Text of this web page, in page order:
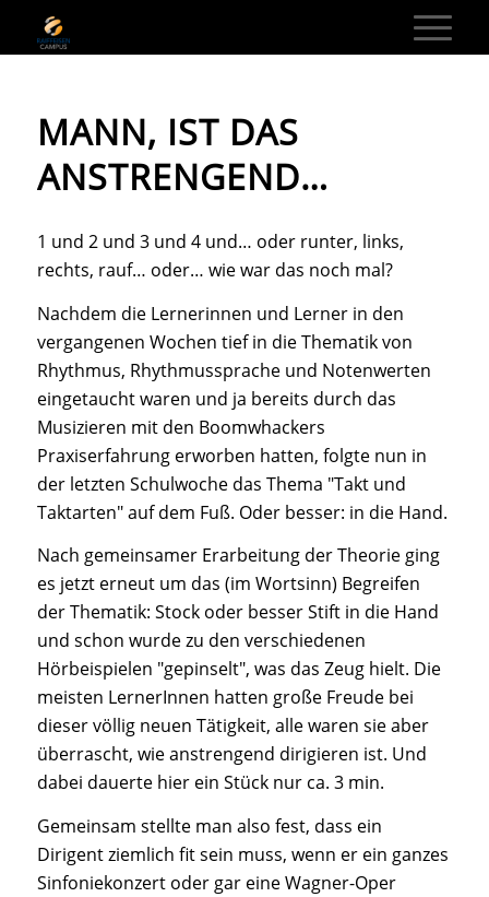
MANN, IST DAS
ANSTRENGEND…
1 und 2 und 3 und 4 und… oder runter, links,
rechts, rauf… oder… wie war das noch mal?
Nachdem die Lernerinnen und Lerner in den
vergangenen Wochen tief in die Thematik von
Rhythmus, Rhythmussprache und Notenwerten
eingetaucht waren und ja bereits durch das
Musizieren mit den Boomwhackers
Praxiserfahrung erworben hatten, folgte nun in
der letzten Schulwoche das Thema "Takt und
Taktarten" auf dem Fuß. Oder besser: in die Hand.
Nach gemeinsamer Erarbeitung der Theorie ging
es jetzt erneut um das (im Wortsinn) Begreifen
der Thematik: Stock oder besser Stift in die Hand
und schon wurde zu den verschiedenen
Hörbeispielen "gepinselt", was das Zeug hielt. Die
meisten LernerInnen hatten große Freude bei
dieser völlig neuen Tätigkeit, alle waren sie aber
überrascht, wie anstrengend dirigieren ist. Und
dabei dauerte hier ein Stück nur ca. 3 min.
Gemeinsam stellte man also fest, dass ein
Dirigent ziemlich fit sein muss, wenn er ein ganzes
Sinfoniekonzert oder gar eine Wagner-Oper